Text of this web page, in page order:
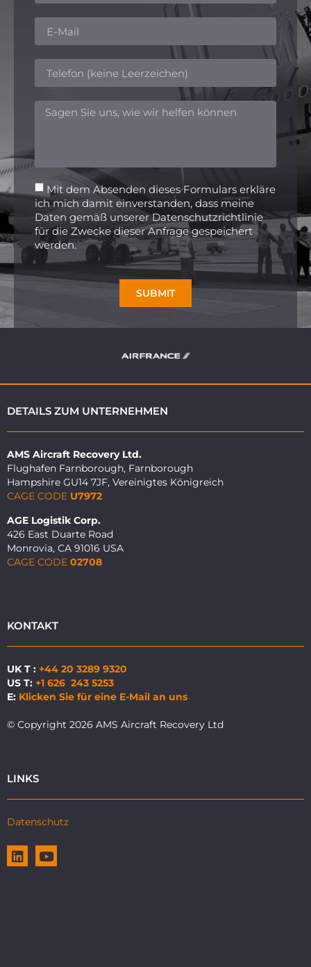
Mit dem Absenden dieses Formulars erkläre
ich mich damit einverstanden, dass meine
Daten gemäß unserer Datenschutzrichtlinie
für die Zwecke dieser Anfrage gespeichert
werden.
SUBMIT
DETAILS ZUM UNTERNEHMEN
AMS Aircraft Recovery Ltd.
Flughafen Farnborough, Farnborough
Hampshire GU14 7JF, Vereinigtes Königreich
CAGE CODE U7972
AGE Logistik Corp.
426 East Duarte Road
Monrovia, CA 91016 USA
CAGE CODE 02708
KONTAKT
UK T : +44 20 3289 9320
US T: +1 626 243 5253
E: Klicken Sie für eine E-Mail an uns
© Copyright 2026 AMS Aircraft Recovery Ltd
LINKS
Datenschutz